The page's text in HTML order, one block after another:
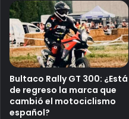
Bultaco Rally GT 300: ¿Está
de regreso la marca que
cambió el motociclismo
español?